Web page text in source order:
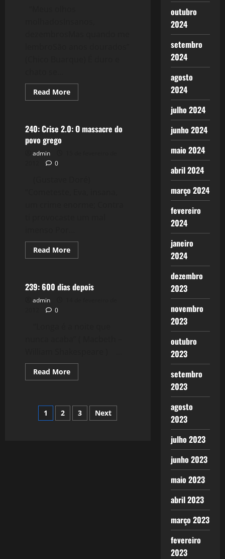
Read MoreRead
more
Dourados
Crise 2.0
240: Crise 2.0: O massacre do
povo grego
admin
0
Read MoreRead
more
2.0:
O
Reflexões
239: 600 dias depois
admin
0
Read MoreRead
more
dias
depois
Paginação
1 2 3 Next
outubro
2024
setembro
2024
agosto
2024
julho 2024
junho 2024
maio 2024
abril 2024
março 2024
fevereiro
2024
janeiro
2024
dezembro
2023
novembro
2023
outubro
2023
setembro
2023
agosto
2023
julho 2023
junho 2023
maio 2023
abril 2023
março 2023
fevereiro
2023